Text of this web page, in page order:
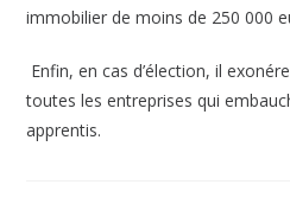
immobilier de moins de 250 000
Enfin, en cas d’élection, il
toutes les entreprises qui
apprentis.